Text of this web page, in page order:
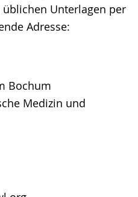
Unterlagen per
Adresse:
Bochum
Medizin und